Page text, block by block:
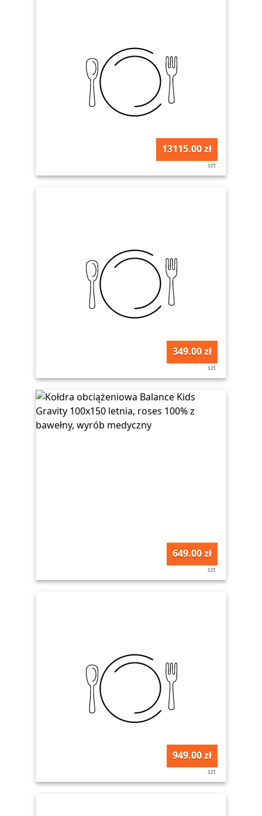
13115.00 zł
szt
349.00 zł
szt
649.00 zł
szt
949.00 zł
szt